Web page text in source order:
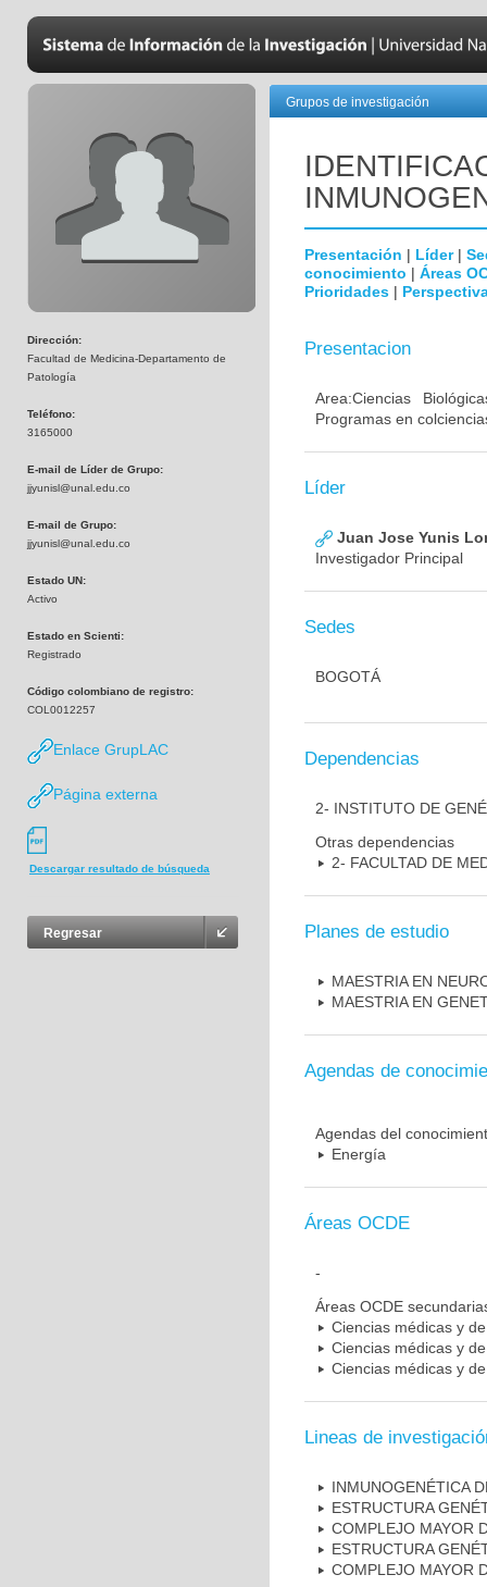
Dirección:
Facultad de Medicina-Departamento de
Patología
Teléfono:
3165000
E-mail de Líder de Grupo:
jjyunisl@unal.edu.co
E-mail de Grupo:
jjyunisl@unal.edu.co
Estado UN:
Activo
Estado en Scienti:
Registrado
Código colombiano de registro:
COL0012257
Enlace GrupLAC
Página externa
Descargar resultado de búsqueda
Regresar
Grupos de investigación
Presentación | Líder|
conocimiento | Áreas
Prioridades |
Presentacion
Area:Ciencias
Programas en
Líder
Juan Jose Yunis
Investigador Principal
Sedes
BOGOTÁ
Dependencias
2- INSTITUTO DE
Otras dependencias
2- FACULTAD DE
Planes de estudio
MAESTRIA EN
MAESTRIA EN
Agendas de
Agendas del
Energía
Áreas OCDE
-
Áreas OCDE
Ciencias médicas y
Ciencias médicas y
Ciencias médicas y
Lineas de
INMUNOGENÉTICA
ESTRUCTURA
COMPLEJO MAYOR
ESTRUCTURA
COMPLEJO MAYOR